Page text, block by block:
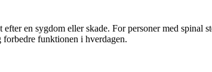
en sygdom eller skade. For personer med spinal
funktionen i hverdagen.